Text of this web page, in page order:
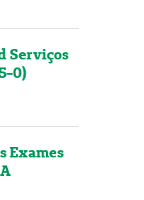
Serviços
0)
Exames